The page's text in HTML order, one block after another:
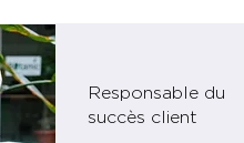
Responsable du
succès client